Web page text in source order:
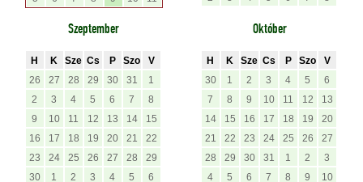
Szeptember
H K Sze Cs P Szo
V
26
27 28 29 30 31
1
2
3 4 5 6 7
8
9
10 11 12 13 14
15
16
17 18 19 20 21
22
23
24 25 26 27 28
29
30
1 2 3 4 5 6
Október
H K Sze Cs P Szo
V
30
1 2 3 4 5
6
7
8 9 10 11 12
13
14
15 16 17 18 19
20
21
22 23 24 25 26
27
28
29 30 31 1 2
3
4
5 6 7 8 9 10